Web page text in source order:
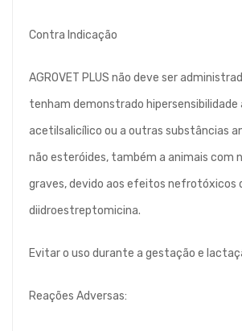
Contra Indicação
AGROVET PLUS não deve ser
tenham demonstrado hipersensibilidade
acetilsalicílico ou a outras substâncias
não esteróides, também a animais com
graves, devido aos efeitos nefrotóxicos
diidroestreptomicina.
Evitar o uso durante a gestação e
Reações Adversas: